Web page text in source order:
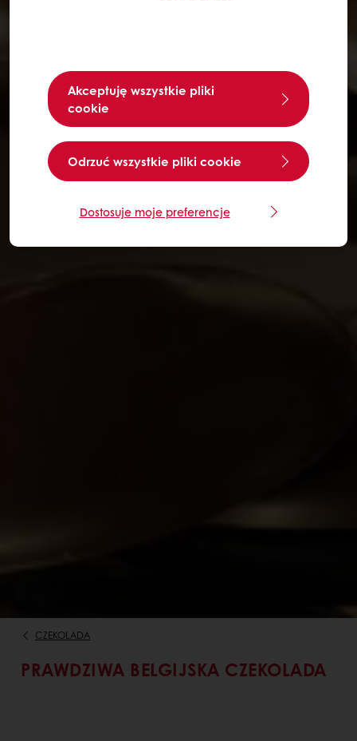
CZEKOLADA
PRAWDZIWA BELGIJSKA CZEKOLADA
Akceptuję wszystkie pliki
cookie
Odrzuć wszystkie pliki cookie
Dostosuje moje preferencje